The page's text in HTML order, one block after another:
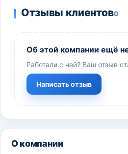
Отзывы клиентов0
Об этой компании ещё
Работали с ней? Ваш отзыв
Написать отзыв
О компании